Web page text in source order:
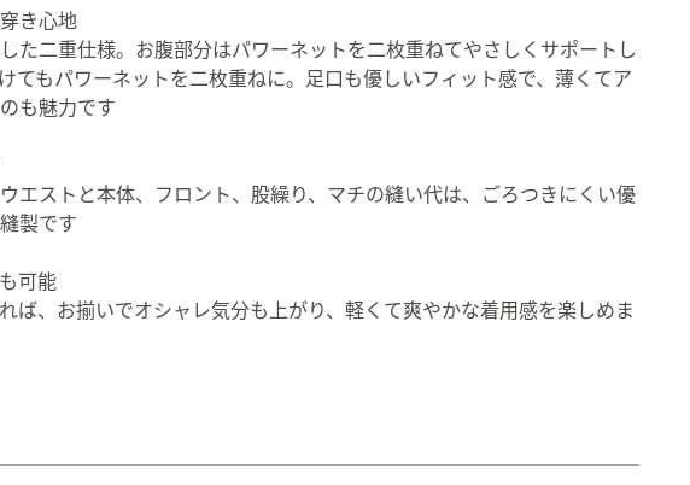
き心地
た二重仕様。お腹部分はパワーネットを二枚重ねてやさしくサポートし
てもパワーネットを二枚重ねに。足口も優しいフィット感で、薄くてア
も魅力です
エストと本体、フロント、股繰り、マチの縫い代は、ごろつきにくい優
製です
可能
ば、お揃いでオシャレ気分も上がり、軽くて爽やかな着用感を楽しめま